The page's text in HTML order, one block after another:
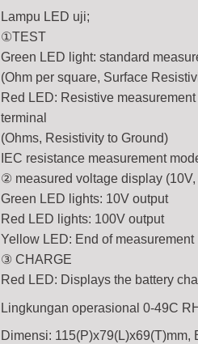
Lampu LED uji;
①TEST
Green LED light: standard
(Ohm per square, Surface
Red LED: Resistive
terminal
(Ohms, Resistivity to Ground)
IEC resistance measurement
② measured voltage display
Green LED lights: 10V output
Red LED lights: 100V output
Yellow LED: End of measurement
③ CHARGE
Red LED: Displays the battery
Lingkungan operasional 0-49C
Dimensi: 115(P)x79(L)x69(T)mm,